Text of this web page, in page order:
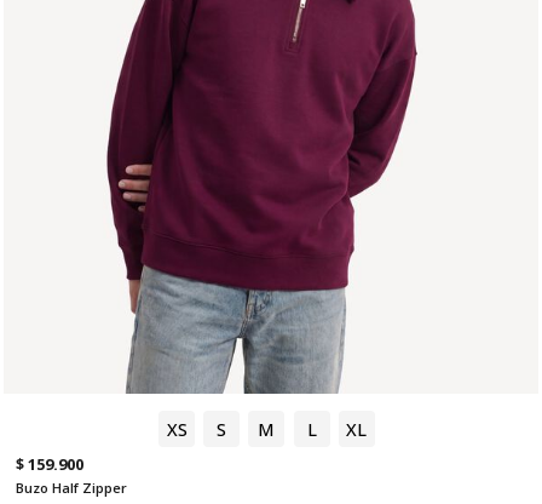
XS S M L XL
$ 159.900
Buzo Half Zipper